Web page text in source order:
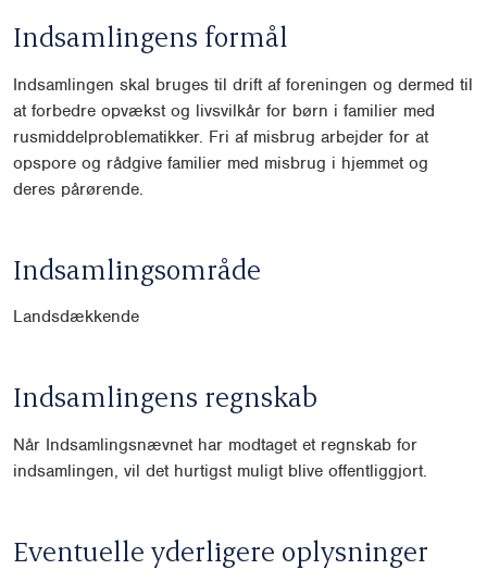
Indsamlingens formål
Indsamlingen skal bruges til drift af foreningen og dermed til
at forbedre opvækst og livsvilkår for børn i familier med
rusmiddelproblematikker. Fri af misbrug arbejder for at
opspore og rådgive familier med misbrug i hjemmet og
deres pårørende.
Indsamlingsområde
Landsdækkende
Indsamlingens regnskab
Når Indsamlingsnævnet har modtaget et regnskab for
indsamlingen, vil det hurtigst muligt blive offentliggjort.
Eventuelle yderligere oplysninger